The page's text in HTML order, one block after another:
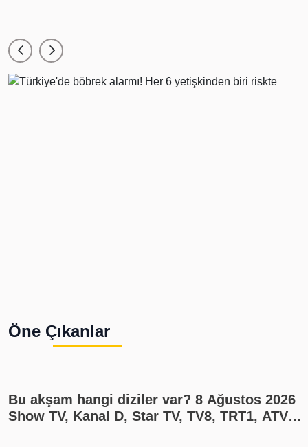
Öne Çıkanlar
Bu akşam hangi diziler var? 8 Ağustos 2026
Show TV, Kanal D, Star TV, TV8, TRT1, ATV